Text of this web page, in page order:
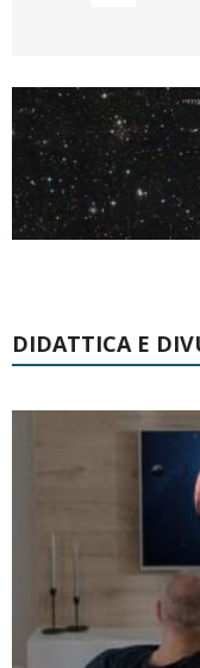
DIDATTICA E